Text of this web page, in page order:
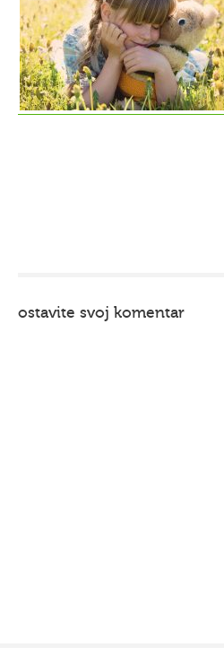
ostavite svoj komentar